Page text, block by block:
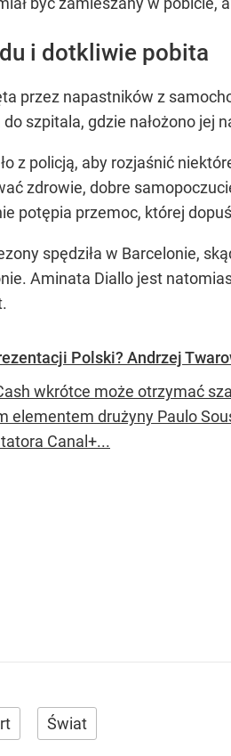
i dotkliwie pobita
przez napastników z
szpitala, gdzie nałożono jej
z policją, aby rozjaśnić
zdrowie, dobre
potępia przemoc, której
spędziła w Barcelonie,
Aminata Diallo jest
Polski? Andrzej
wkrótce może otrzymać
elementem drużyny Paulo
Canal+...
Świat